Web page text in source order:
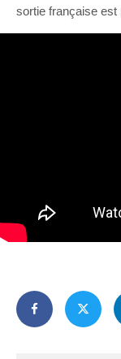
sortie française est